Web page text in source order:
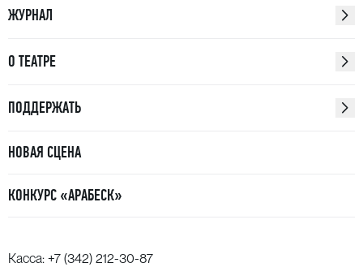
ЖУРНАЛ
О ТЕАТРЕ
ПОДДЕРЖАТЬ
НОВАЯ СЦЕНА
КОНКУРС «АРАБЕСК»
Касса: +7 (342) 212-30-87